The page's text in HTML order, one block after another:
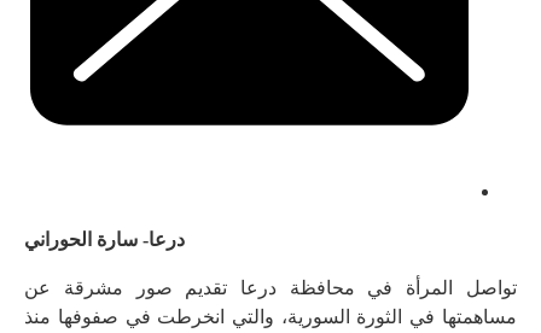
درعا- سارة الحوراني
تواصل المرأة في محافظة درعا تقديم صور مشرقة عن
مساهمتها في الثورة السورية، والتي انخرطت في صفوفها منذ